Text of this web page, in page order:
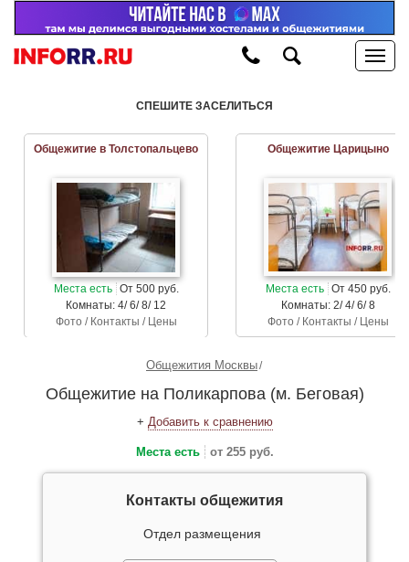
СПЕШИТЕ ЗАСЕЛИТЬСЯ
Общежитие в Толстопальцево
Места есть От 500 руб.
Комнаты: 4/ 6/ 8/ 12
Фото / Контакты / Цены
Общежитие Царицыно
Места есть От 450 руб.
Комнаты: 2/ 4/ 6/ 8
Фото / Контакты / Цены
Общежития Москвы
Общежитие на Поликарпова (м. Беговая)
+ Добавить к сравнению
Места есть от 255 руб.
Контакты общежития
Отдел размещения